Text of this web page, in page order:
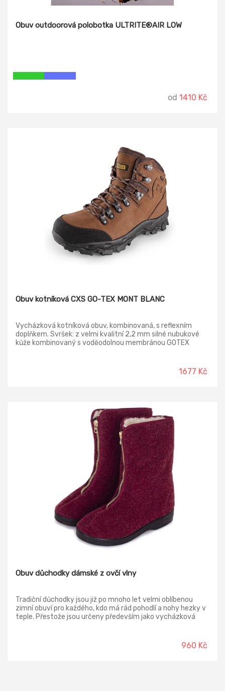
Obuv outdoorová polobotka ULTRITE®AIR LOW
od 1410 Kč
Obuv kotníková CXS GO-TEX MONT BLANC
Vycházková kotníková obuv, kombinovaná, s reflexním
doplňkem. Svršek: z velmi kvalitní 2,2 mm silné nubukové
kůže kombinovaný s voděodolnou membránou GOTEX
1677 Kč
Obuv důchodky dámské z ovčí vlny
Tradiční důchodky jsou již po mnoho let velmi oblíbenou
zimní obuví pro každého, kdo má rád pohodlí a nohy hezky v
teple. Přestože jsou určeny především jako vycházková
podlahy. Vnější materiál: filc Vnitřní materiál: ovčí vlna960 Kč